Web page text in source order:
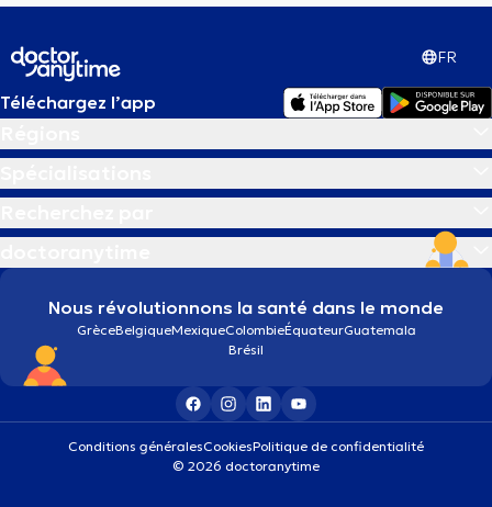
FR
Téléchargez l’app
Nous révolutionnons la santé dans le monde
GrèceBelgiqueMexiqueColombieÉquateurGuatemala
Brésil
Conditions généralesCookiesPolitique de confidentialité
© 2026 doctoranytime